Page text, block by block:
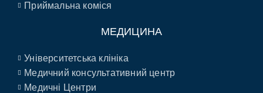
Приймальна коміся
МЕДИЦИНА
Університетська клініка
Медичний консультативний центр
Медичні Центри